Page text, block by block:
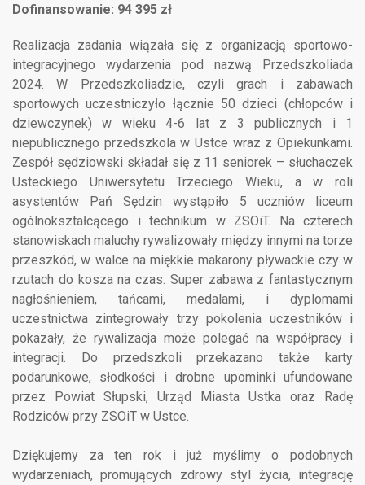
Dofinansowanie: 94 395 zł
Realizacja zadania wiązała się z organizacją sportowo-
integracyjnego wydarzenia pod nazwą Przedszkoliada
2024. W Przedszkoliadzie, czyli grach i zabawach
sportowych uczestniczyło łącznie 50 dzieci (chłopców i
dziewczynek) w wieku 4-6 lat z 3 publicznych i 1
niepublicznego przedszkola w Ustce wraz z Opiekunkami.
Zespół sędziowski składał się z 11 seniorek – słuchaczek
Usteckiego Uniwersytetu Trzeciego Wieku, a w roli
asystentów Pań Sędzin wystąpiło 5 uczniów liceum
ogólnokształcącego i technikum w ZSOiT. Na czterech
stanowiskach maluchy rywalizowały między innymi na torze
przeszkód, w walce na miękkie makarony pływackie czy w
rzutach do kosza na czas. Super zabawa z fantastycznym
nagłośnieniem, tańcami, medalami, i dyplomami
uczestnictwa zintegrowały trzy pokolenia uczestników i
pokazały, że rywalizacja może polegać na współpracy i
integracji. Do przedszkoli przekazano także karty
podarunkowe, słodkości i drobne upominki ufundowane
przez Powiat Słupski, Urząd Miasta Ustka oraz Radę
Rodziców przy ZSOiT w Ustce.
Dziękujemy za ten rok i już myślimy o podobnych
wydarzeniach, promujących zdrowy styl życia, integrację